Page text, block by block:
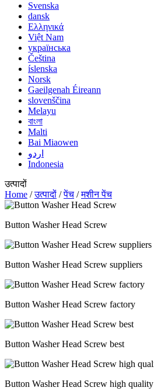
Svenska
dansk
Ελληνικά
Việt Nam
українська
Čeština
íslenska
Norsk
Gaeilgenah Éireann
slovenščina
Melayu
বাংলা
Malti
Bai Miaowen
اردو
Indonesia
उत्पादों
Home /उत्पादों /पेंच /मशीन पेंच
Button Washer Head Screw
Button Washer Head Screw suppliers
Button Washer Head Screw factory
Button Washer Head Screw best
Button Washer Head Screw high quality